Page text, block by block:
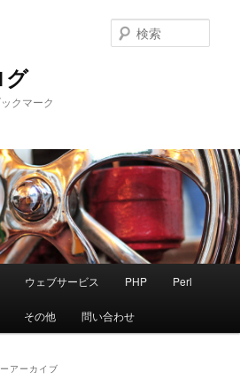
グ
クマーク
索
ウェブサービス PHP Perl
その他 問い合わせ
アーカイブ